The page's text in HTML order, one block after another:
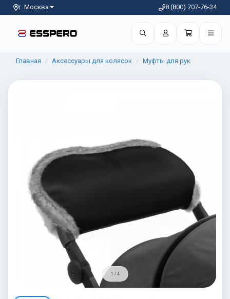
г. Москва 8 (800) 707-76-34
Главная Аксессуары для колясок Муфты для рук
1 / 4